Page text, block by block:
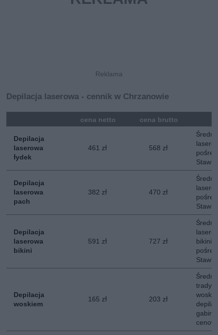
Depilacja laserowa - cennik w Chrzanowie
cena netto cena brutto
Depilacja
laserowa
łydek
461 zł 568 zł
Średni
Depilacja
laserowa
pach
382 zł 470 zł
Średni
Depilacja
laserowa
bikini
591 zł 727 zł
Średni
bikini.
Depilacja
woskiem
165 zł 203 zł
Średni